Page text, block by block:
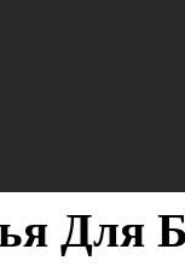
Для